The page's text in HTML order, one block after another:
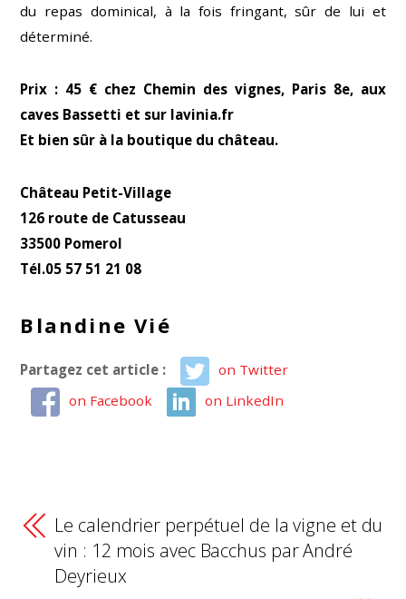
du repas dominical, à la fois fringant, sûr de lui et
déterminé.
Prix : 45 € chez Chemin des vignes, Paris 8e, aux
caves Bassetti et sur lavinia.fr
Et bien sûr à la boutique du château.
Château Petit-Village
126 route de Catusseau
33500 Pomerol
Tél.05 57 51 21 08
Blandine Vié
Partagez cet article :
on Twitter
on Facebook
on LinkedIn
Le calendrier perpétuel de la vigne et du
vin : 12 mois avec Bacchus par André
Deyrieux